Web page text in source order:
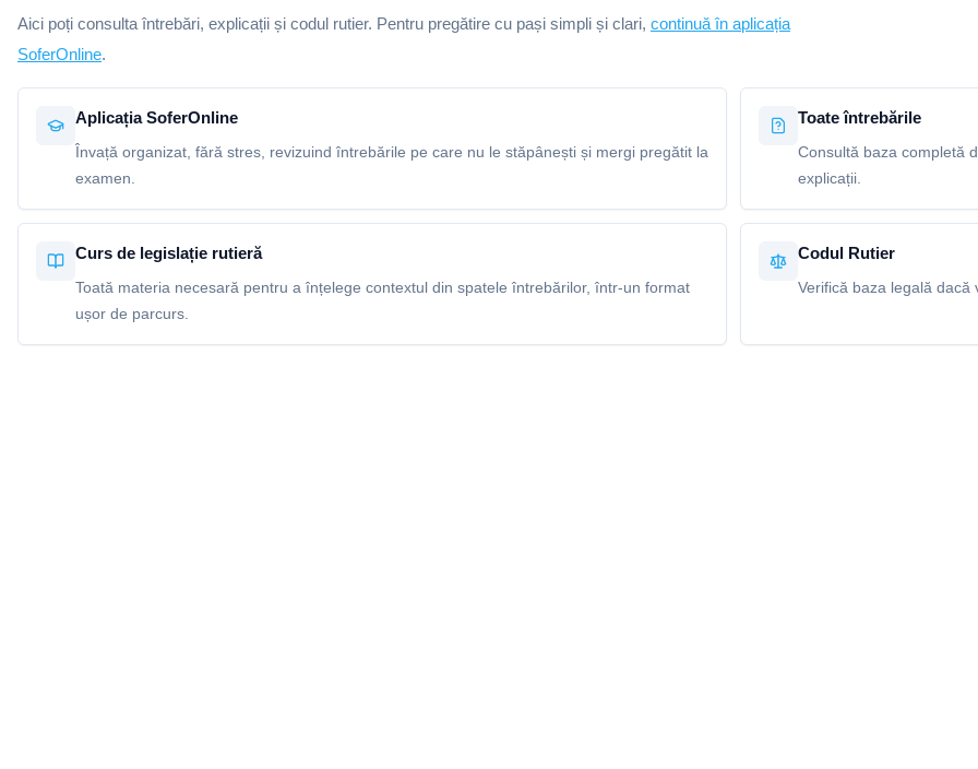
Aici poți consulta întrebări, explicații și codul rutier. Pentru pregătire cu pași simpli și clari, continuă în aplicația
SoferOnline.
Aplicația SoferOnline
Învață organizat, fără stres, revizuind întrebările pe care nu le stăpânești și mergi pregătit la
examen.
Toate întrebările
Consultă baza completă
explicații.
Curs de legislație rutieră
Toată materia necesară pentru a înțelege contextul din spatele întrebărilor, într-un format
ușor de parcurs.
Codul Rutier
Verifică baza legală dacă